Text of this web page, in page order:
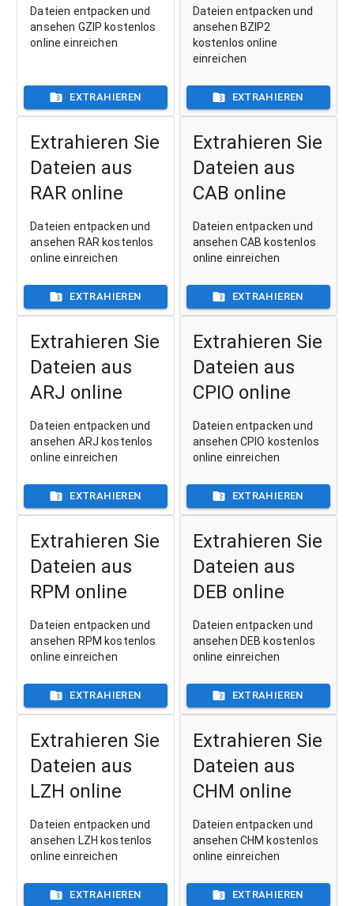
Dateien entpacken und
ansehen GZIP kostenlos
online einreichen
EXTRAHIEREN
Dateien entpacken und
ansehen BZIP2
kostenlos online
einreichen
EXTRAHIEREN
Extrahieren Sie
Dateien aus
RAR online
Dateien entpacken und
ansehen RAR kostenlos
online einreichen
EXTRAHIEREN
Extrahieren Sie
Dateien aus
CAB online
Dateien entpacken und
ansehen CAB kostenlos
online einreichen
EXTRAHIEREN
Extrahieren Sie
Dateien aus
ARJ online
Dateien entpacken und
ansehen ARJ kostenlos
online einreichen
EXTRAHIEREN
Extrahieren Sie
Dateien aus
CPIO online
Dateien entpacken und
ansehen CPIO kostenlos
online einreichen
EXTRAHIEREN
Extrahieren Sie
Dateien aus
RPM online
Dateien entpacken und
ansehen RPM kostenlos
online einreichen
EXTRAHIEREN
Extrahieren Sie
Dateien aus
DEB online
Dateien entpacken und
ansehen DEB kostenlos
online einreichen
EXTRAHIEREN
Extrahieren Sie
Dateien aus
LZH online
Dateien entpacken und
ansehen LZH kostenlos
online einreichen
EXTRAHIEREN
Extrahieren Sie
Dateien aus
CHM online
Dateien entpacken und
ansehen CHM kostenlos
online einreichen
EXTRAHIEREN